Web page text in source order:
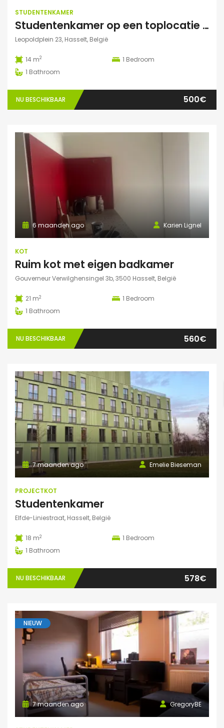
STUDENTENKAMER
Studentenkamer op een toplocatie te Hasselt
Leopoldplein 23, Hasselt, België
14 m2 1 Bedroom
1 Bathroom
NU BESCHIKBAAR 500€
Karien Lignel
6 maanden ago
KOT
Ruim kot met eigen badkamer
Gouverneur Verwilghensingel 3b, 3500 Hasselt, België
21 m2 1 Bedroom
1 Bathroom
NU BESCHIKBAAR 560€
Emelie Bieseman
7 maanden ago
PROJECTKOT
Studentenkamer
Elfde-Liniestraat, Hasselt, België
18 m2 1 Bedroom
1 Bathroom
NU BESCHIKBAAR 578€
NIEUW
GregoryBE
7 maanden ago